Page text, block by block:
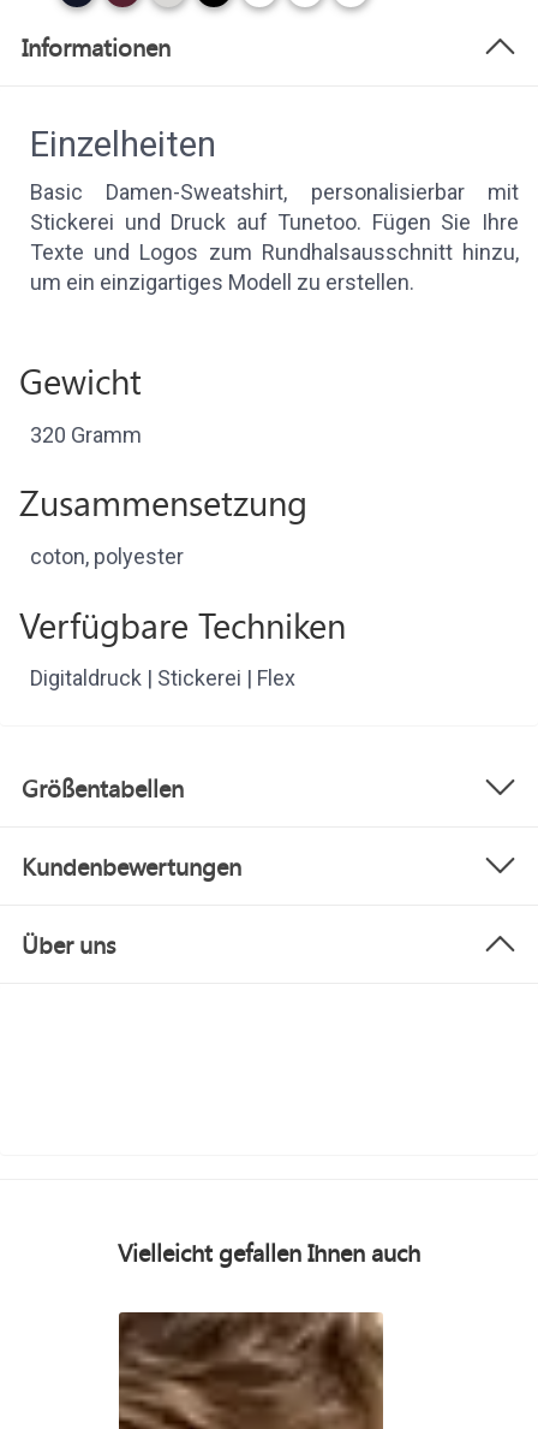
Informationen
Einzelheiten
Basic Damen-Sweatshirt, personalisierbar mit
Stickerei und Druck auf Tunetoo. Fügen Sie Ihre
Texte und Logos zum Rundhalsausschnitt hinzu,
um ein einzigartiges Modell zu erstellen.
Gewicht
320 Gramm
Zusammensetzung
coton, polyester
Verfügbare Techniken
Digitaldruck | Stickerei | Flex
Größentabellen
Kundenbewertungen
Über uns
Vielleicht gefallen Ihnen auch